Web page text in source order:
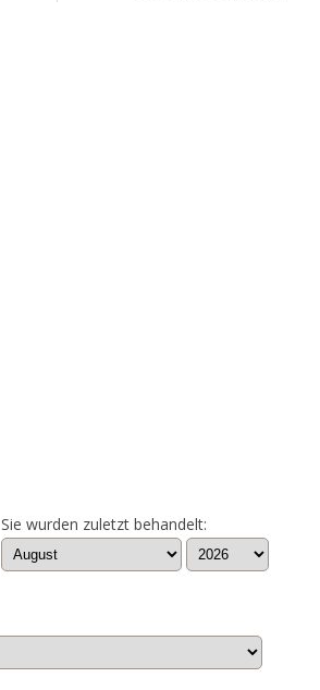
Sie wurden zuletzt behandelt: